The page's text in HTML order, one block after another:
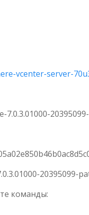
vcenter-server-
20395099-
команды: